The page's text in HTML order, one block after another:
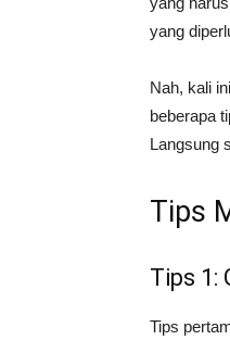
yang
Nah, kali
beberapa
Langsung
Tips
Tips 1:
Tips